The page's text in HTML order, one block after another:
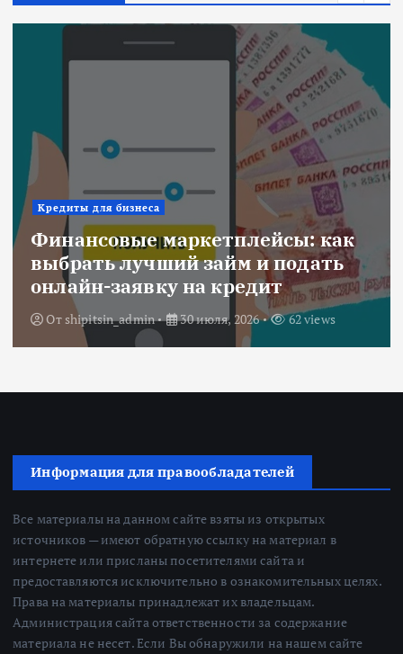
Кредиты для бизнеса
Финансовые маркетплейсы: как
выбрать лучший займ и подать
онлайн-заявку на кредит
От shipitsin_admin 30 июля, 2026 62 views
Информация для правообладателей
Все материалы на данном сайте взяты из открытых
источников — имеют обратную ссылку на материал в
интернете или присланы посетителями сайта и
предоставляются исключительно в ознакомительных целях.
Права на материалы принадлежат их владельцам.
Администрация сайта ответственности за содержание
материала не несет. Если Вы обнаружили на нашем сайте